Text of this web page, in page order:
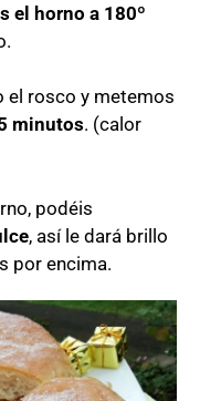
el horno a 180º
el rosco y metemos
minutos. (calor
podéis
, así le dará brillo
por encima.